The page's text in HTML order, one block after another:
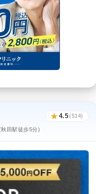
★ 4.5(514)
田駅徒歩5分)